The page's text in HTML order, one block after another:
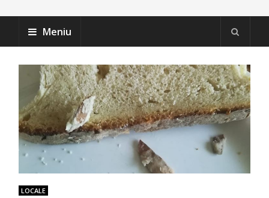
Meniu
LOCALE